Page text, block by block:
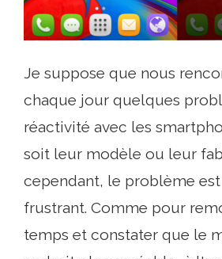
Je suppose que nous
chaque jour quelques
réactivité avec les
soit leur modèle ou leur
cependant, le problème
frustrant. Comme pour
temps et constater que le